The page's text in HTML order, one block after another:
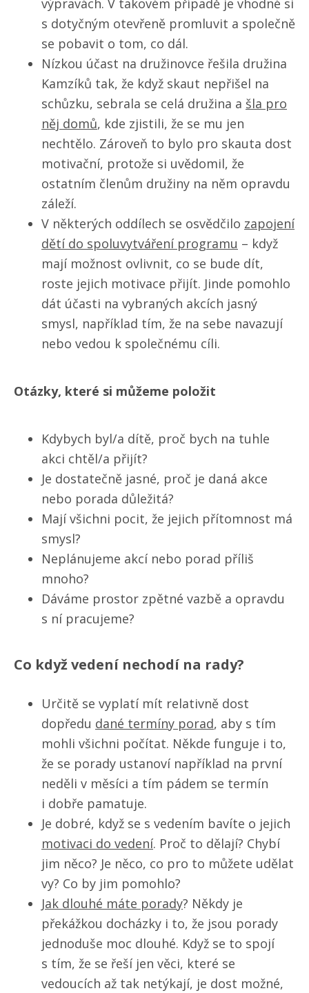
výpravách. V takovém případě je vhodné si
s dotyčným otevřeně promluvit a společně
se pobavit o tom, co dál.
Nízkou účast na družinovce řešila družina
Kamzíků tak, že když skaut nepřišel na
schůzku, sebrala se celá družina a šla pro
něj domů, kde zjistili, že se mu jen
nechtělo. Zároveň to bylo pro skauta dost
motivační, protože si uvědomil, že
ostatním členům družiny na něm opravdu
záleží.
V některých oddílech se osvědčilo zapojení
dětí do spoluvytváření programu – když
mají možnost ovlivnit, co se bude dít,
roste jejich motivace přijít. Jinde pomohlo
dát účasti na vybraných akcích jasný
smysl, například tím, že na sebe navazují
nebo vedou k společnému cíli.
Otázky, které si můžeme položit
Kdybych byl/​a dítě, proč bych na tuhle
akci chtěl/​a přijít?
Je dostatečně jasné, proč je daná akce
nebo porada důležitá?
Mají všichni pocit, že jejich přítomnost má
smysl?
Neplánujeme akcí nebo porad příliš
mnoho?
Dáváme prostor zpětné vazbě a opravdu
s ní pracujeme?
Co když vedení nechodí na rady?
Určitě se vyplatí mít relativně dost
dopředu dané termíny porad, aby s tím
mohli všichni počítat. Někde funguje i to,
že se porady ustanoví například na první
neděli v měsíci a tím pádem se termín
i dobře pamatuje.
Je dobré, když se s vedením bavíte o jejich
motivaci do vedení. Proč to dělají? Chybí
jim něco? Je něco, co pro to můžete udělat
vy? Co by jim pomohlo?
Jak dlouhé máte porady? Někdy je
překážkou docházky i to, že jsou porady
jednoduše moc dlouhé. Když se to spojí
s tím, že se řeší jen věci, které se
vedoucích až tak netýkají, je dost možné,